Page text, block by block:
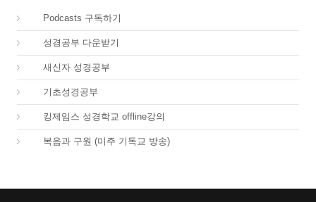
Podcasts 구독하기
성경공부 다운받기
새신자 성경공부
기초성경공부
킹제임스 성경학교 offline강의
복음과 구원 (미주 기독교 방송)